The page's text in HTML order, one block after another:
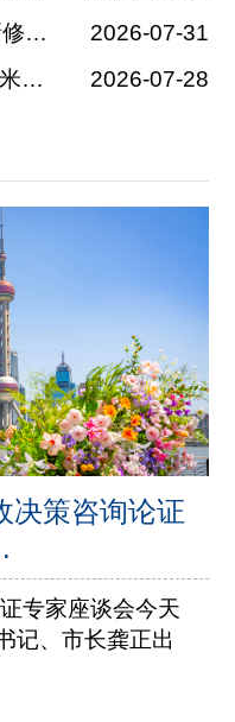
处长讲政策｜16年后重新修订，上海厂...
2026-07-31
总部面对面（第二季）｜米其林：以多元...
2026-07-28
决策咨询论证
专家座谈会今天
记、市长龚正出